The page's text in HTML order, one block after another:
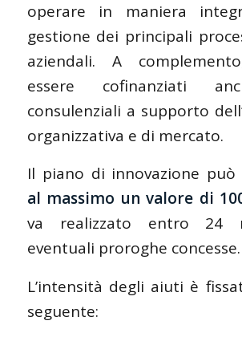
operare in maniera
gestione dei principali
aziendali. A
essere cofinanziati
consulenziali a supporto
organizzativa e di mercato.
Il piano di innovazione può
al massimo un valore di
va realizzato entro 24
eventuali proroghe concesse.
L’intensità degli aiuti è
seguente: